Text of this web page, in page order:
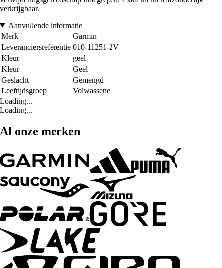
verkrijgbaar.
Aanvullende informatie
Merk
Garmin
Leveranciersreferentie 010-11251-2V
Kleur
geel
Kleur
Geel
Geslacht
Gemengd
Leeftijdsgroep
Volwassene
Loading...
Loading...
Al onze merken